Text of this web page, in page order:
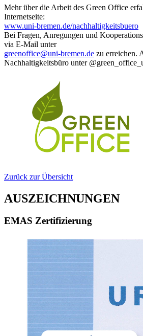
Mehr über die Arbeit des Green Office
Internetseite:
www.uni-bremen.de/nachhaltigkeitsbuero
Bei Fragen, Anregungen und
via E-Mail unter
greenoffice@uni-bremen.de zu erreichen.
Nachhaltigkeitsbüro unter
Zurück zur Übersicht
AUSZEICHNUNGEN
EMAS Zertifizierung